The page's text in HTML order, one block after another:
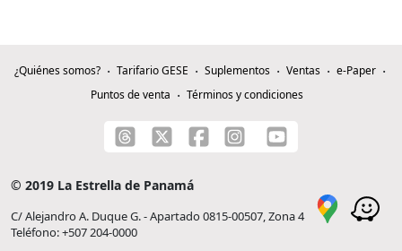
¿Quiénes somos? Tarifario GESE Suplementos Ventas
e-Paper
Puntos de venta
Términos y condiciones
© 2019 La Estrella de Panamá
C/ Alejandro A. Duque G. - Apartado 0815-00507, Zona 4
Teléfono: +507 204-0000